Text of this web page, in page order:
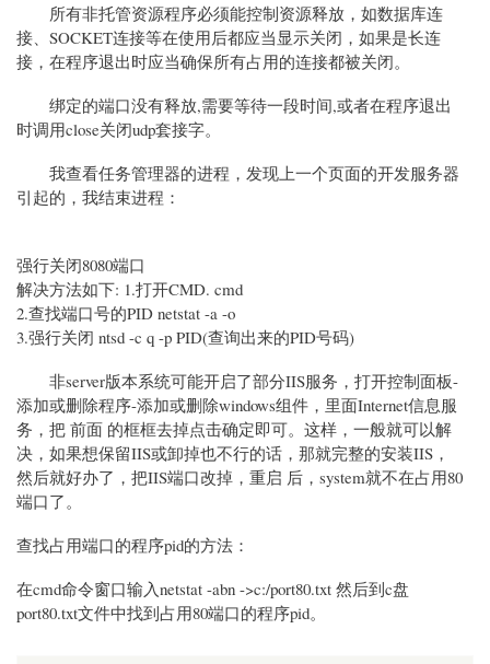
所有非托管资源程序必须能控制资源释放，如数据库连
接、SOCKET连接等在使用后都应当显示关闭，如果是长连
接，在程序退出时应当确保所有占用的连接都被关闭。
绑定的端口没有释放,需要等待一段时间,或者在程序退出
时调用close关闭udp套接字。
我查看任务管理器的进程，发现上一个页面的开发服务器
引起的，我结束进程：
强行关闭8080端口
解决方法如下: 1.打开CMD. cmd
2.查找端口号的PID netstat -a -o
3.强行关闭 ntsd -c q -p PID(查询出来的PID号码)
非server版本系统可能开启了部分IIS服务，打开控制面板-
添加或删除程序-添加或删除windows组件，里面Internet信息服
务，把 前面 的框框去掉点击确定即可。这样，一般就可以解
决，如果想保留IIS或卸掉也不行的话，那就完整的安装IIS，
然后就好办了，把IIS端口改掉，重启 后，system就不在占用80
端口了。
查找占用端口的程序pid的方法：
在cmd命令窗口输入netstat -abn ->c:/port80.txt 然后到c盘
port80.txt文件中找到占用80端口的程序pid。